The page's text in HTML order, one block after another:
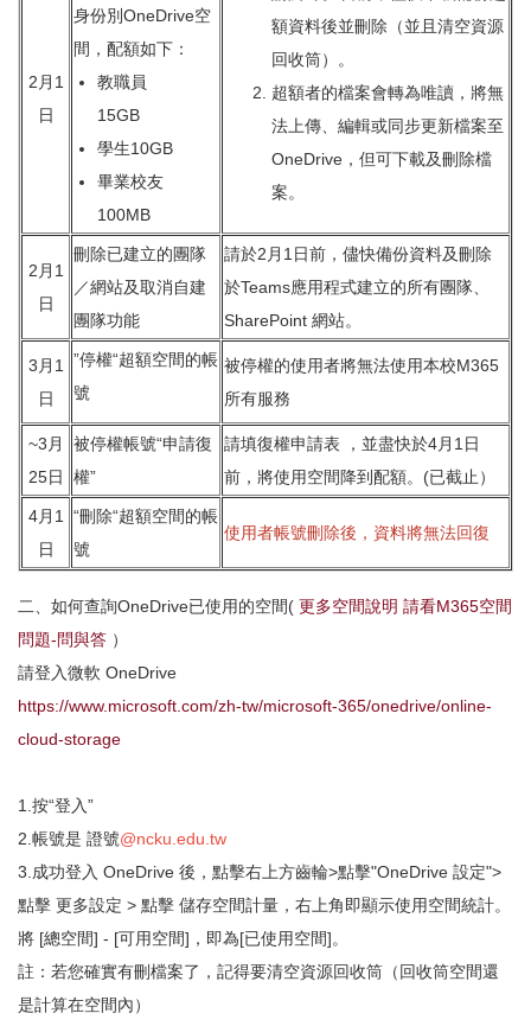
2月1
日
身份別OneDrive空
間，配額如下：
教職員
15GB
學生10GB
畢業校友
100MB
額資料後並刪除（並且清空資源
回收筒）。
超額者的檔案會轉為唯讀，將無
法上傳、編輯或同步更新檔案至
OneDrive，但可下載及刪除檔
案。
2月1
日
刪除已建立的團隊
／網站及取消自建
團隊功能
請於2月1日前，儘快備份資料及刪除
於Teams應用程式建立的所有團隊、
SharePoint 網站。
3月1
日
”停權“超額空間的帳
號
被停權的使用者將無法使用本校M365
所有服務
~3月
25日
被停權帳號“申請復
權”
請填復權申請表 ，並盡快於4月1日
前，將使用空間降到配額。(已截止）
4月1
日
“刪除“超額空間的帳
號
使用者帳號刪除後，資料將無法回復
二、如何查詢OneDrive已使用的空間( 更多空間說明 請看M365空間
問題-問與答 ）
請登入微軟 OneDrive
https://www.microsoft.com/zh-tw/microsoft-365/onedrive/online-
cloud-storage
1.按“登入”
2.帳號是 證號@ncku.edu.tw
3.成功登入 OneDrive 後，點擊右上方齒輪>點擊"OneDrive 設定">
點擊 更多設定 > 點擊 儲存空間計量，右上角即顯示使用空間統計。
將 [總空間] - [可用空間]，即為[已使用空間]。
註：若您確實有刪檔案了，記得要清空資源回收筒（回收筒空間還
是計算在空間內）